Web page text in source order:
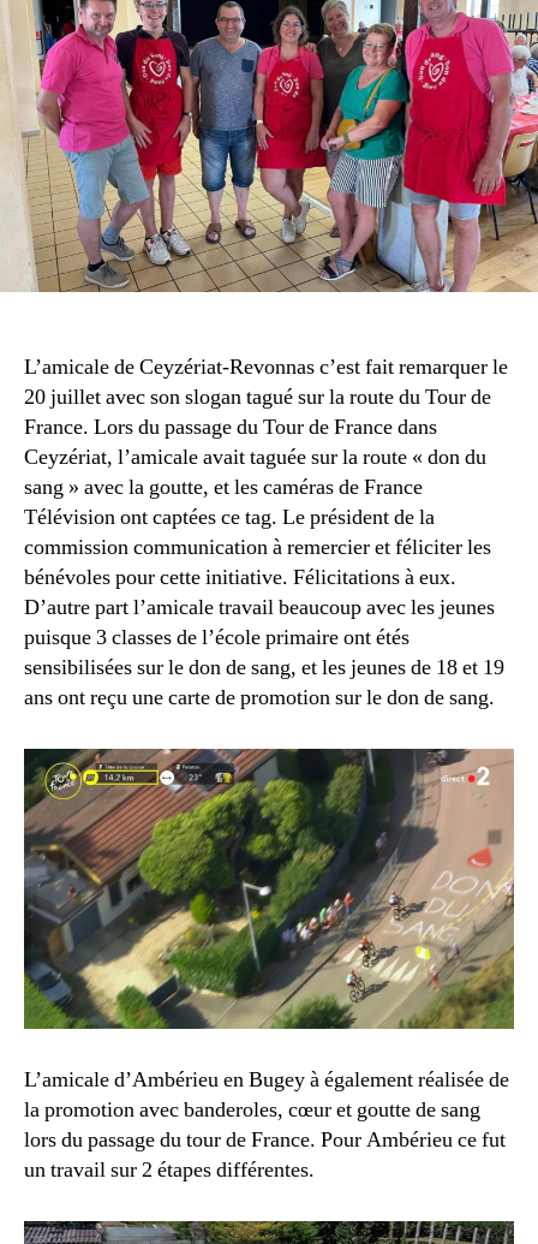
L’amicale de Ceyzériat-Revonnas c’est fait remarquer le
20 juillet avec son slogan tagué sur la route du Tour de
France. Lors du passage du Tour de France dans
Ceyzériat, l’amicale avait taguée sur la route « don du
sang » avec la goutte, et les caméras de France
Télévision ont captées ce tag. Le président de la
commission communication à remercier et féliciter les
bénévoles pour cette initiative. Félicitations à eux.
D’autre part l’amicale travail beaucoup avec les jeunes
puisque 3 classes de l’école primaire ont étés
sensibilisées sur le don de sang, et les jeunes de 18 et 19
ans ont reçu une carte de promotion sur le don de sang.
L’amicale d’Ambérieu en Bugey à également réalisée de
la promotion avec banderoles, cœur et goutte de sang
lors du passage du tour de France. Pour Ambérieu ce fut
un travail sur 2 étapes différentes.